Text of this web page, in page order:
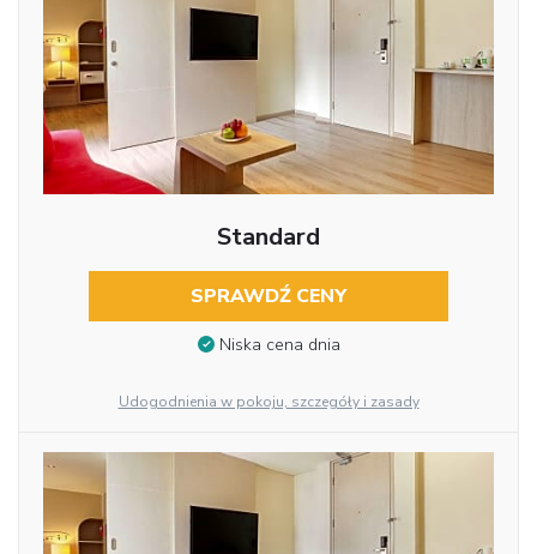
Standard
SPRAWDŹ CENY
Niska cena dnia
Udogodnienia w pokoju, szczegóły i zasady